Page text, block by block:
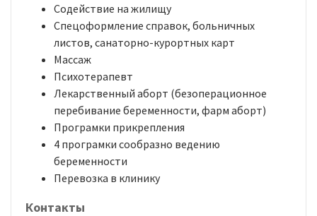
Содействие на жилищу
Спецоформление справок, больничных
листов, санаторно-курортных карт
Массаж
Психотерапевт
Лекарственный аборт (безоперационное
перебивание беременности, фарм аборт)
Програмки прикрепления
4 програмки сообразно ведению
беременности
Перевозка в клинику
Контакты